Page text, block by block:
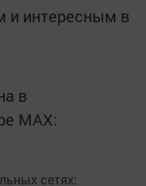
интересным в
в
MАХ:
сетях: